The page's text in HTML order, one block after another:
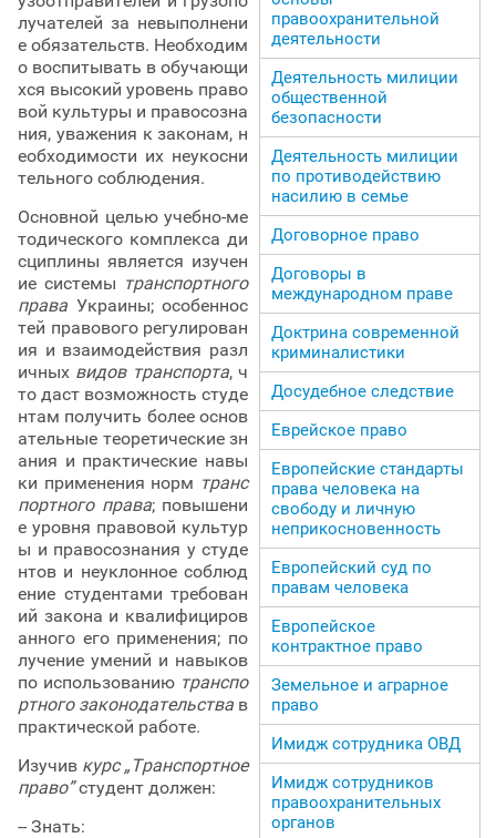
лучателей за невыполнени
е обязательств. Необходим
о воспитывать в обучающи
хся высокий уровень право
вой культуры и правосозна
ния, уважения к законам, н
еобходимости их неукосни
тельного соблюдения.
Основной целью учебно-ме
тодического комплекса ди
сциплины является изучен
ие системы транспортного
права Украины; особеннос
тей правового регулирован
ия и взаимодействия разл
ичных видов транспорта, ч
то даст возможность студе
нтам получить более основ
ательные теоретические зн
ания и практические навы
ки применения норм транс
портного права; повышени
е уровня правовой культур
ы и правосознания у студе
нтов и неуклонное соблюд
ение студентами требован
ий закона и квалифициров
анного его применения; по
лучение умений и навыков
по использованию транспо
ртного законодательства в
практической работе.
Изучив курс „Транспортное
право”студент должен:
-- Знать:
правоохранительной
деятельности
Деятельность милиции
общественной
безопасности
Деятельность милиции
по противодействию
насилию в семье
Договорное право
Договоры в
международном праве
Доктрина современной
криминалистики
Досудебное следствие
Еврейское право
Европейские стандарты
права человека на
свободу и личную
неприкосновенность
Европейский суд по
правам человека
Европейское
контрактное право
Земельное и аграрное
право
Имидж сотрудника ОВД
Имидж сотрудников
правоохранительных
органов